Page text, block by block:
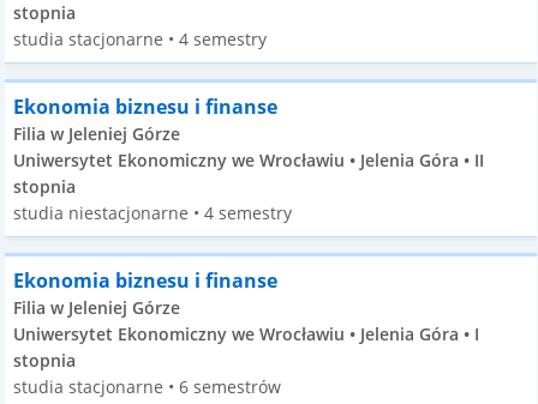
stopnia
studia stacjonarne • 4 semestry
Ekonomia biznesu i finanse
Filia w Jeleniej Górze
Uniwersytet Ekonomiczny we Wrocławiu • Jelenia Góra • II
stopnia
studia niestacjonarne • 4 semestry
Ekonomia biznesu i finanse
Filia w Jeleniej Górze
Uniwersytet Ekonomiczny we Wrocławiu • Jelenia Góra • I
stopnia
studia stacjonarne • 6 semestrów